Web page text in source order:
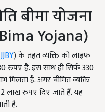
बीमा योजना
Yojana)
) के तहत व्यक्ति को लाइफ
रुपए है. इस साथ ही सिर्फ 330
मिलता है. अगर बीमित व्यक्ति
2 लाख रुपए दिए जाते हैं. यह
है.